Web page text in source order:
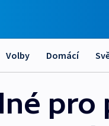
Volby Domácí